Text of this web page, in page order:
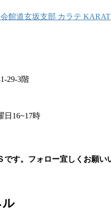
館道玄坂支部 カラテ
29-3階
日16~17時
です。フォロー宜しくお願い
ル